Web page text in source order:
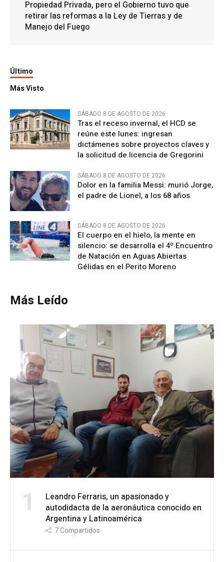
Propiedad Privada, pero el Gobierno tuvo que
retirar las reformas a la Ley de Tierras y de
Manejo del Fuego
Último
Más Visto
SÁBADO 8 DE AGOSTO DE 2026
Tras el receso invernal, el HCD se
reúne este lunes: ingresan
dictámenes sobre proyectos claves y
la solicitud de licencia de Gregorini
SÁBADO 8 DE AGOSTO DE 2026
Dolor en la familia Messi: murió Jorge,
el padre de Lionel, a los 68 años
SÁBADO 8 DE AGOSTO DE 2026
El cuerpo en el hielo, la mente en
silencio: se desarrolla el 4º Encuentro
de Natación en Aguas Abiertas
Gélidas en el Perito Moreno
Más Leído
1
Leandro Ferraris, un apasionado y
autodidacta de la aeronáutica conocido en
Argentina y Latinoamérica
7Compartidos